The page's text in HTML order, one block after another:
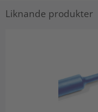
Liknande produkter